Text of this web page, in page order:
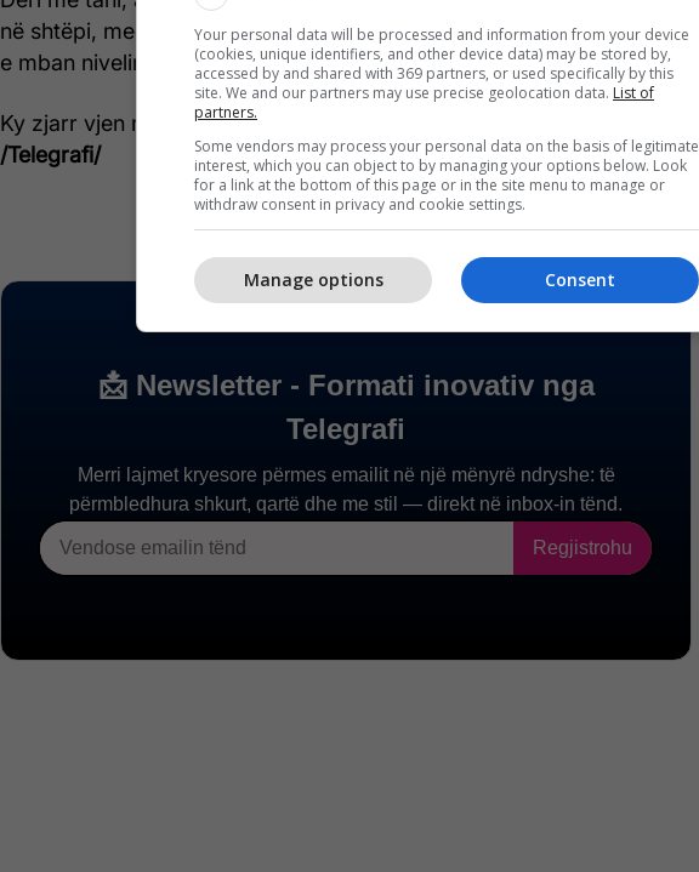
në shtëpi, megjithëse afërsia e zjarrit me disa qendra të banuara po
e mban nivelin e lartë të gatishmërisë.
Ky zjarr vjen mes shqetësimit në rritje për zjarret në pyje në Galicia.
/Telegrafi/
Your personal data will be processed and information from your device
(cookies, unique identifiers, and other device data) may be stored by,
accessed by and shared with 369 partners, or used specifically by this
site. We and our partners may use precise geolocation data. List of
partners.
Some vendors may process your personal data on the basis of legitimate
interest, which you can object to by managing your options below. Look
for a link at the bottom of this page or in the site menu to manage or
withdraw consent in privacy and cookie settings.
Consent
Manage options